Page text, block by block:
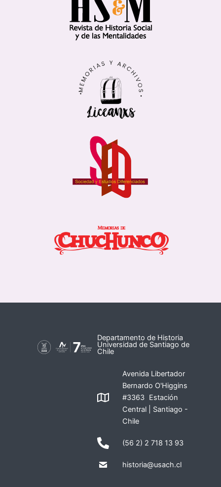
Departamento de Historia
Universidad de Santiago de
Chile
Avenida Libertador
Bernardo O'Higgins
#3363 Estación
Central | Santiago -
Chile
(56 2) 2 718 13 93
historia@usach.cl